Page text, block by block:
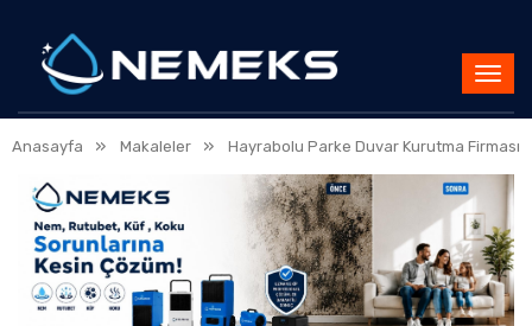
Anasayfa » Makaleler » Hayrabolu Parke Duvar Kurutma Firması